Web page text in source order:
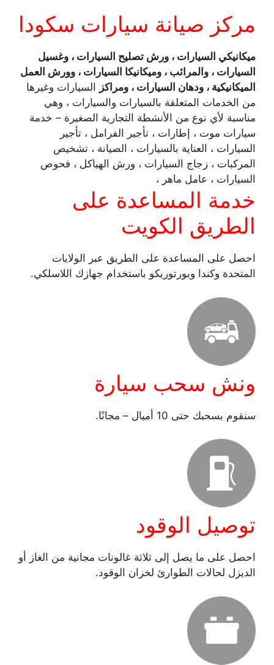
مركز صيانة سيارات سكودا
ميكانيكي السيارات ، ورش تصليح السيارات ، وغسيل
السيارات ، والمرائب ، وميكانيكا السيارات ، وورش العمل
الميكانيكية ، ودهان السيارات ، ومراكز
السيارات وغيرها
من الخدمات المتعلقة بالسيارات والسيارات ، وهي
مناسبة لأي نوع من الأنشطة التجارية الصغيرة – خدمة
سيارات موت ، إطارات ، تأجير الفرامل ، تأجير
السيارات ، العناية بالسيارات ، الصيانة ، تشخيص
المركبات ، زجاج السيارات ، ورش الهياكل ، فحوص
السيارات ، عامل ماهر ،
خدمة المساعدة على
الطريق الكويت
احصل على المساعدة على الطريق عبر الولايات
المتحدة وكندا وبورتوريكو باستخدام جهازك اللاسلكي.
ونش سحب سيارة
سنقوم بسحبك حتى 10 أميال – مجانًا.
توصيل الوقود
احصل على ما يصل إلى ثلاثة غالونات مجانية من الغاز أو
الديزل لحالات الطوارئ لخزان الوقود.